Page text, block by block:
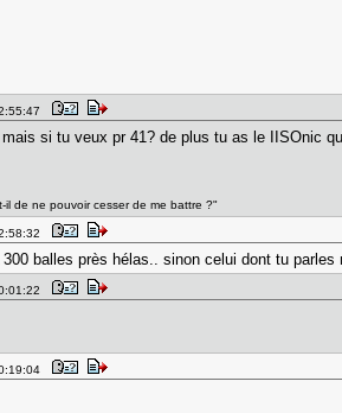
si tu veux pr 41? de plus tu as le IISOnic
il de ne pouvoir cesser de me battre ?"
balles près hélas.. sinon celui dont tu